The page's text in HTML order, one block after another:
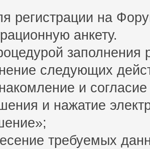
регистрации на
анкету.
заполнения
следующих
и согласие
и нажатие
требуемых